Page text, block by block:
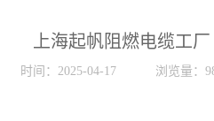
上海起帆阻燃电缆工厂
时间：2025-04-17 浏览量：